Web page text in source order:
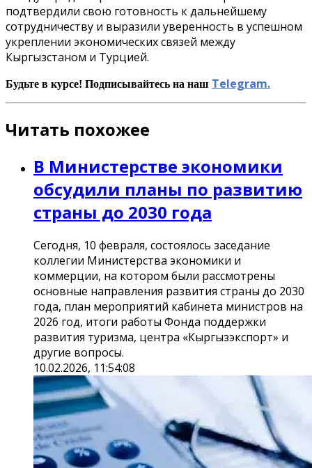
подтвердили свою готовность к дальнейшему
сотрудничеству и выразили уверенность в успешном
укреплении экономических связей между
Кыргызстаном и Турцией.
Будьте в курсе! Подписывайтесь на наш Telegram.
Читать похожее
В Министерстве экономики
обсудили планы по развитию
страны до 2030 года
Сегодня, 10 февраля, состоялось заседание
коллегии Министерства экономики и
коммерции, на котором были рассмотрены
основные направления развития страны до 2030
года, план мероприятий кабинета министров на
2026 год, итоги работы Фонда поддержки
развития туризма, центра «Кыргызэкспорт» и
другие вопросы.
10.02.2026, 11:54:08